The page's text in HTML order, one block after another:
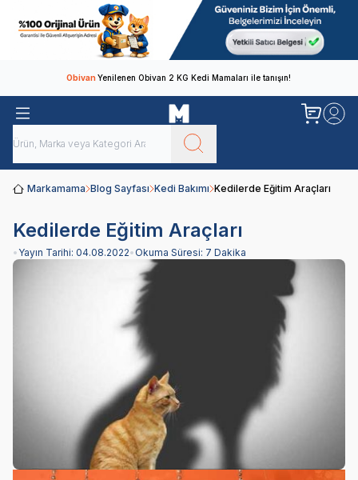
ObivanYenilenen Obivan 2 KG Kedi Mamaları ile tanışın!
Markamama Blog Sayfası Kedi Bakımı Kedilerde Eğitim Araçları
Kedilerde Eğitim Araçları
• Yayın Tarihi: 04.08.2022•Okuma Süresi: 7 Dakika